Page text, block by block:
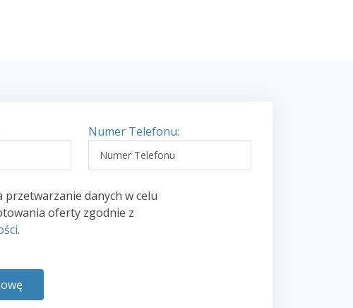
Numer Telefonu:
przetwarzanie danych w celu
oferty zgodnie z
.